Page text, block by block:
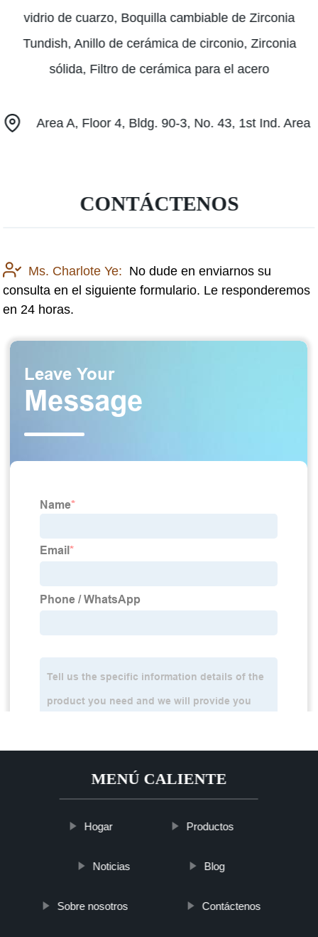
vidrio de cuarzo, Boquilla cambiable de Zirconia
Tundish, Anillo de cerámica de circonio, Zirconia
sólida, Filtro de cerámica para el acero
Area A, Floor 4, Bldg. 90-3, No. 43, 1st Ind. Area
CONTÁCTENOS
Ms. Charlote Ye: No dude en enviarnos su
consulta en el siguiente formulario. Le responderemos
en 24 horas.
MENÚ CALIENTE
Hogar Productos
Noticias Blog
Sobre nosotros Contáctenos